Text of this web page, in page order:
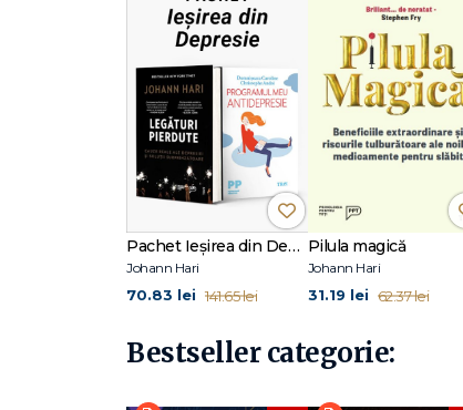
7 A şasea cauză: Dezvoltarea tehnologiei care te
8 A şaptea cauză: Creşterea optimismului feroce
9 Primele întrezăriri ale unei soluții mai profunde
10 A opta cauză: Creşterea stresului şi
11 Locurile în care s-a descoperit cum poate fi
12 A noua şi a zecea cauză: Regimul alimentar
13 A unsprezecea cauză: Creşterea incidenței
14 A douăsprezecea cauză: Izolarea fizică şi
Concluzie: Revolta pentru Atenție
Grupuri care luptă deja pentru îmbunătățirea
Note
Pachet Ieșirea din Depresie
Johann Hari
70.83 lei 141.65 lei
Pilula magică
Johann Hari
31.19 lei 62.37 lei
Bestseller categorie: